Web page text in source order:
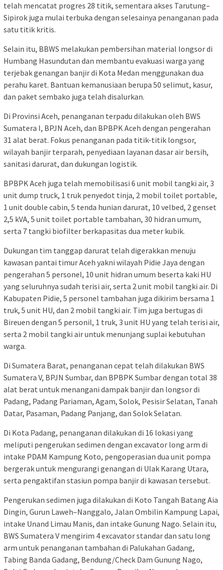
telah mencatat progres 28 titik, sementara akses Tarutung–
Sipirok juga mulai terbuka dengan selesainya penanganan pada
satu titik kritis.
Selain itu, BBWS melakukan pembersihan material longsor di
Humbang Hasundutan dan membantu evakuasi warga yang
terjebak genangan banjir di Kota Medan menggunakan dua
perahu karet. Bantuan kemanusiaan berupa 50 selimut, kasur,
dan paket sembako juga telah disalurkan.
Di Provinsi Aceh, penanganan terpadu dilakukan oleh BWS
Sumatera I, BPJN Aceh, dan BPBPK Aceh dengan pengerahan
31 alat berat. Fokus penanganan pada titik-titik longsor,
wilayah banjir terparah, penyediaan layanan dasar air bersih,
sanitasi darurat, dan dukungan logistik.
BPBPK Aceh juga telah memobilisasi 6 unit mobil tangki air, 3
unit dump truck, 1 truk penyedot tinja, 2 mobil toilet portable,
1 unit double cabin, 5 tenda hunian darurat, 10 velbed, 2 genset
2,5 kVA, 5 unit toilet portable tambahan, 30 hidran umum,
serta 7 tangki biofilter berkapasitas dua meter kubik.
Dukungan tim tanggap darurat telah digerakkan menuju
kawasan pantai timur Aceh yakni wilayah Pidie Jaya dengan
pengerahan 5 personel, 10 unit hidran umum beserta kaki HU
yang seluruhnya sudah terisi air, serta 2 unit mobil tangki air. Di
Kabupaten Pidie, 5 personel tambahan juga dikirim bersama 1
truk, 5 unit HU, dan 2 mobil tangki air. Tim juga bertugas di
Bireuen dengan 5 personil, 1 truk, 3 unit HU yang telah terisi air,
serta 2 mobil tangki air untuk menunjang suplai kebutuhan
warga.
Di Sumatera Barat, penanganan cepat telah dilakukan BWS
Sumatera V, BPJN Sumbar, dan BPBPK Sumbar dengan total 38
alat berat untuk menangani dampak banjir dan longsor di
Padang, Padang Pariaman, Agam, Solok, Pesisir Selatan, Tanah
Datar, Pasaman, Padang Panjang, dan Solok Selatan.
Di Kota Padang, penanganan dilakukan di 16 lokasi yang
meliputi pengerukan sedimen dengan excavator long arm di
intake PDAM Kampung Koto, pengoperasian dua unit pompa
bergerak untuk mengurangi genangan di Ulak Karang Utara,
serta pengaktifan stasiun pompa banjir di kawasan tersebut.
Pengerukan sedimen juga dilakukan di Koto Tangah Batang Aia
Dingin, Gurun Laweh–Nanggalo, Jalan Ombilin Kampung Lapai,
intake Unand Limau Manis, dan intake Gunung Nago. Selain itu,
BWS Sumatera V mengirim 4 excavator standar dan satu long
arm untuk penanganan tambahan di Palukahan Gadang,
Tabing Banda Gadang, Bendung/Check Dam Gunung Nago,